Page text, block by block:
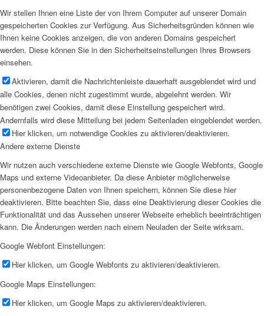
Wir stellen Ihnen eine Liste der von Ihrem Computer auf unserer Domain
gespeicherten Cookies zur Verfügung. Aus Sicherheitsgründen können wie
Ihnen keine Cookies anzeigen, die von anderen Domains gespeichert
werden. Diese können Sie in den Sicherheitseinstellungen Ihres Browsers
einsehen.
Aktivieren, damit die Nachrichtenleiste dauerhaft ausgeblendet wird und
alle Cookies, denen nicht zugestimmt wurde, abgelehnt werden. Wir
benötigen zwei Cookies, damit diese Einstellung gespeichert wird.
Andernfalls wird diese Mitteilung bei jedem Seitenladen eingeblendet werden.
Hier klicken, um notwendige Cookies zu aktivieren/deaktivieren.
Andere externe Dienste
Wir nutzen auch verschiedene externe Dienste wie Google Webfonts, Google
Maps und externe Videoanbieter. Da diese Anbieter möglicherweise
personenbezogene Daten von Ihnen speichern, können Sie diese hier
deaktivieren. Bitte beachten Sie, dass eine Deaktivierung dieser Cookies die
Funktionalität und das Aussehen unserer Webseite erheblich beeinträchtigen
kann. Die Änderungen werden nach einem Neuladen der Seite wirksam.
Google Webfont Einstellungen:
Hier klicken, um Google Webfonts zu aktivieren/deaktivieren.
Google Maps Einstellungen:
Hier klicken, um Google Maps zu aktivieren/deaktivieren.